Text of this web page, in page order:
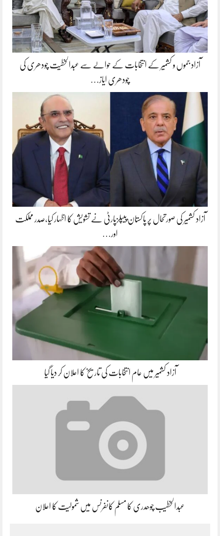
آزاد جموں و کشمیر کے انتخابات کے حوالے سے عبدالخطیت چودھری کی
چودھری ایاز…
آزاد کشمیر کی صورتحال پر پاکستان پیپلزپارٹی نے تشویش کا اظہار کیا،صدر مملکت
اور…
آزاد کشمیر میں عام انتخابات کی تاریخ کا اعلان کر دیا گیا
عبدالخطیب چوھدری کا مسلم کانفرنس میں شمولیت کا اعلان